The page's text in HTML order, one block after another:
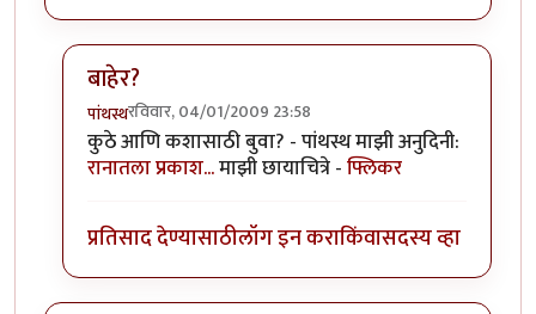
बाहेर?
पांथस्थरविवार, 04/01/2009 23:58
In reply toवाफवलेला रोहु मासाbyहरकाम्या
कुठे आणि कशासाठी बुवा? - पांथस्थ माझी अनुदिनी:
रानातला प्रकाश...माझी छायाचित्रे -फ्लिकर
प्रतिसाद देण्यासाठीलॉग इन कराकिंवासदस्य व्हा